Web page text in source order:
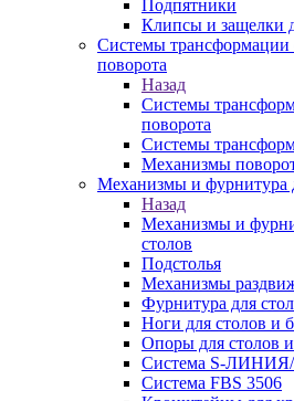
Подпятники
Клипсы и защелки
Системы трансформации
поворота
Назад
Системы
поворота
Системы
Механизмы
Механизмы и фурнитура
Назад
Механизмы и
столов
Подстолья
Механизмы
Фурнитура для
Ноги для столов и
Опоры для столов
Система S-
Система FBS 3506